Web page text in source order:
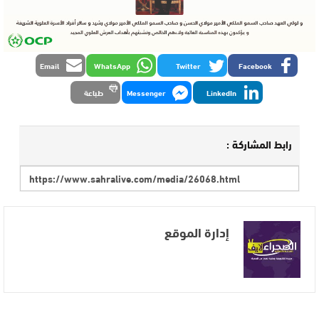
Facebook
Twitter
WhatsApp
Email
LinkedIn
Messenger طباعة
رابط المشاركة :
إدارة الموقع